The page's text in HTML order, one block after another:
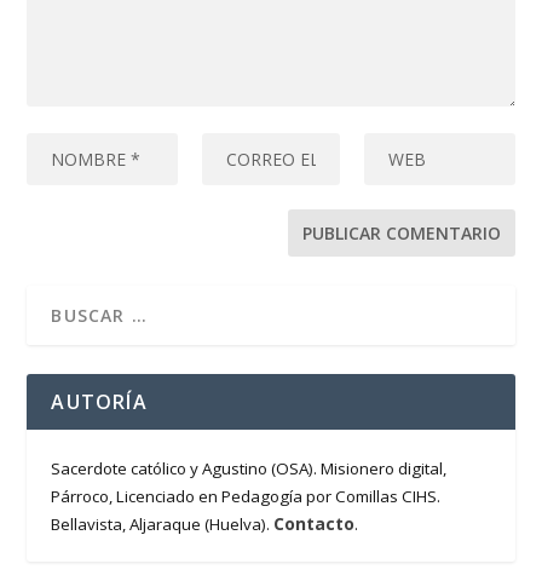
AUTORÍA
Sacerdote católico y Agustino (OSA). Misionero digital,
Párroco, Licenciado en Pedagogía por Comillas CIHS.
Bellavista, Aljaraque (Huelva). Contacto.